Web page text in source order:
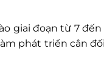
giai đoạn từ 7 đến
phát triển cân